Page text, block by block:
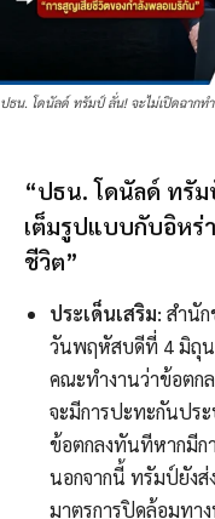
ปธน. โดนัลด์ ทรัมป์ ลั่น! จะไม่เปิดฉากท
“ปธน. โดนัลด์ ทรัม
เต็มรูปแบบกับอิหร่
ชีวิต”
ประเด็นเสริม: สำนัก
วันพฤหัสบดีที่ 4 มิถุน
คณะทำงานว่าข้อตก
จะมีการปะทะกันปร
ข้อตกลงทันทีหากมีก
นอกจากนี้ ทรัมป์ยัง
มาตรการปิดล้อมทา